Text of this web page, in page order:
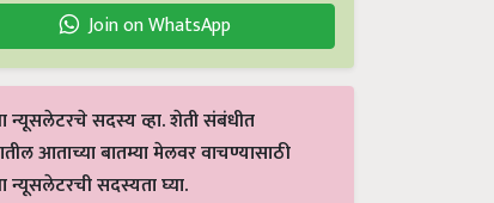
Join on WhatsApp
न्यूसलेटरचे सदस्य व्हा. शेती संबंधीत
आताच्या बातम्या मेलवर वाचण्यासाठी
न्यूसलेटरची सदस्यता घ्या.